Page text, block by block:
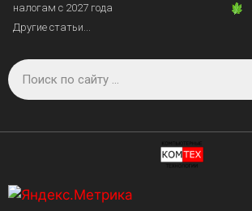
налогам с 2027 года
Другие статьи...